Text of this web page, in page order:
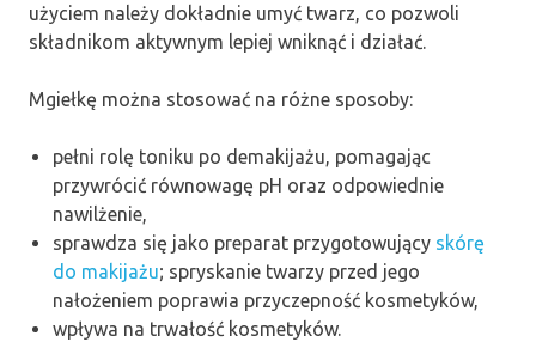
użyciem należy dokładnie umyć twarz, co pozwoli
składnikom aktywnym lepiej wniknąć i działać.
Mgiełkę można stosować na różne sposoby:
pełni rolę toniku po demakijażu, pomagając
przywrócić równowagę pH oraz odpowiednie
nawilżenie,
sprawdza się jako preparat przygotowujący skórę
do makijażu; spryskanie twarzy przed jego
nałożeniem poprawia przyczepność kosmetyków,
wpływa na trwałość kosmetyków.